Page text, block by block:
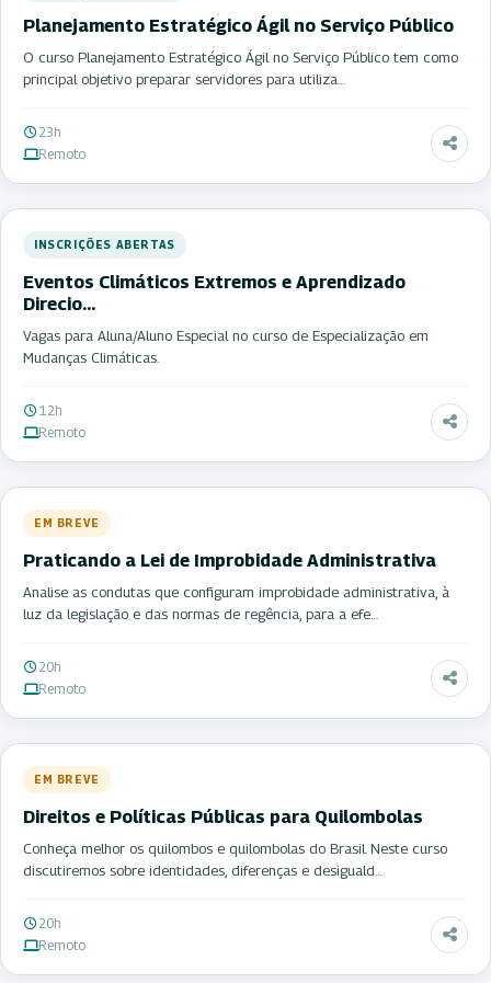
Planejamento Estratégico Ágil no Serviço Público
O curso Planejamento Estratégico Ágil no Serviço Público tem como
principal objetivo preparar servidores para utiliza…
23h
Remoto
INSCRIÇÕES ABERTAS
Eventos Climáticos Extremos e Aprendizado
Direcio…
Vagas para Aluna/Aluno Especial no curso de Especialização em
Mudanças Climáticas.
12h
Remoto
EM BREVE
Praticando a Lei de Improbidade Administrativa
Analise as condutas que configuram improbidade administrativa, à
luz da legislação e das normas de regência, para a efe…
20h
Remoto
EM BREVE
Direitos e Políticas Públicas para Quilombolas
Conheça melhor os quilombos e quilombolas do Brasil. Neste curso
discutiremos sobre identidades, diferenças e desiguald…
20h
Remoto